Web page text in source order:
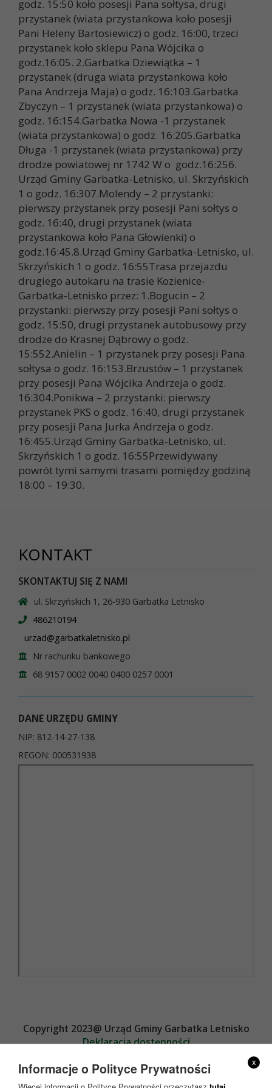
godz. 15:50 koło posesji Pana sołtysa, drugi
przystanek (wiata przystankowa koło posesji
Pani Heleny Bartosiewicz) o godz. 16:00, trzeci
przystanek koło sklepu Pana Wójcika o
godz.16:05. 2.Garbatka Dziewiątka – 1
przystanek (druga wiata przystankowa koło
Pana Andrzeja Maja) o godz. 16:103.Garbatka
Zbyczyn – 1 przystanek (wiata przystankowa) o
godz. 16:154.Garbatka Nowa -1 przystanek
(wiata przystankowa) o godz. 16:205.Garbatka
Długa -1 przystanek (wiata przystankowa) przy
drodze powiatowej nr 1742 W o godz.16:256.
Urząd Gminy Garbatka-Letnisko, ul. Skrzyńskich
1 o godz. 16:307.Molendy – 2 przystanki:
pierwszy przystanek przy posesji Pani sołtys o
godz. 16:40, drugi przystanek (wiata
przystankowa koło Pana Głowienki) o
godz.16:45.8.Urząd Gminy Garbatka-Letnisko, ul.
Skrzyńskich 1 o godz. 16:55Trasa przejazdu
drugiego autokaru na trasie Kozienice-
Garbatka-Letnisko przez: 1.Bogucin – 2
przystanki: pierwszy przy posesji Pani sołtys o
godz. 15:50, drugi przystanek autobusowy przy
drodze do Krasnej Dąbrowy o godz.
15:552.Anielin – 1 przystanek przy posesji Pana
sołtysa o godz. 16:153.Brzustów – 1 przystanek
przy posesji Pana Wójcika Andrzeja o godz.
16:304.Ponikwa – 2 przystanki: pierwszy
przystanek PKS o godz. 16:40, drugi przystanek
przy posesji Pana Jurka Andrzeja o godz.
16:455.Urząd Gminy Garbatka-Letnisko, ul.
Skrzyńskich 1 o godz. 16:55Przewidywany
powrót tymi samymi trasami pomiędzy godziną
18:00 – 19:30.
KONTAKT
SKONTAKTUJ SIĘ Z NAMI
ul. Skrzyńskich 1, 26-930 Garbatka Letnisko
486210194
urzad@garbatkaletnisko.pl
Nr rachunku bankowego
68 9157 0002 0040 0400 0257 0001
DANE URZĘDU GMINY
NIP: 812-14-27-138
REGON: 000531938
Copyright 2023@ Urząd Gminy Garbatka Letnisko
Deklaracja dostępności
x
Informacje o Polityce Prywatności